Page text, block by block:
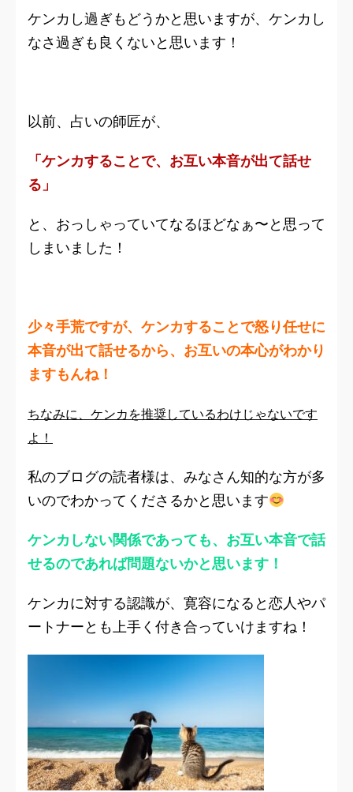
ケンカし過ぎもどうかと思いますが、ケンカし
なさ過ぎも良くないと思います！
以前、占いの師匠が、
「ケンカすることで、お互い本音が出て話せ
る」
と、おっしゃっていてなるほどなぁ〜と思って
しまいました！
少々手荒ですが、ケンカすることで怒り任せに
本音が出て話せるから、お互いの本心がわかり
ますもんね！
ちなみに、ケンカを推奨しているわけじゃないです
よ！
私のブログの読者様は、みなさん知的な方が多
いのでわかってくださるかと思います
ケンカしない関係であっても、お互い本音で話
せるのであれば問題ないかと思います！
ケンカに対する認識が、寛容になると恋人やパ
ートナーとも上手く付き合っていけますね！